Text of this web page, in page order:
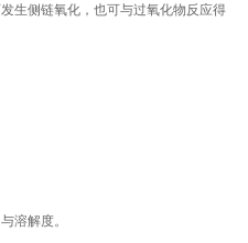
生侧链氧化，也可与过氧化物反应得
溶解度。